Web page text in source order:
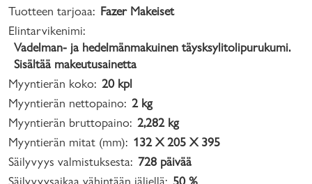
Tuotteen tarjoaa: Fazer Makeiset
Elintarvikenimi:
Vadelman- ja hedelmänmakuinen täysksylitolipurukumi.
Sisältää makeutusainetta
Myyntierän koko: 20 kpl
Myyntierän nettopaino: 2 kg
Myyntierän bruttopaino: 2,282 kg
Myyntierän mitat (mm): 132 X 205 X 395
Säilyvyys valmistuksesta: 728 päivää
Säilyvyysaikaa vähintään jäljellä: 50 %